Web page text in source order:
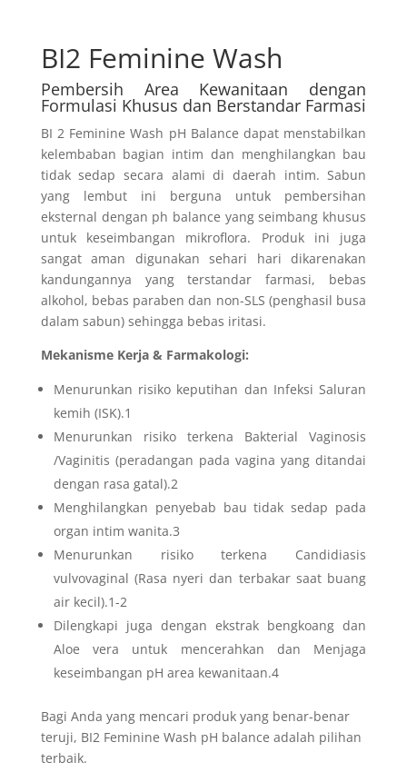
BI2 Feminine Wash
Pembersih Area Kewanitaan dengan
Formulasi Khusus dan Berstandar Farmasi
BI 2 Feminine Wash pH Balance dapat menstabilkan
kelembaban bagian intim dan menghilangkan bau
tidak sedap secara alami di daerah intim. Sabun
yang lembut ini berguna untuk pembersihan
eksternal dengan ph balance yang seimbang khusus
untuk keseimbangan mikroflora. Produk ini juga
sangat aman digunakan sehari hari dikarenakan
kandungannya yang terstandar farmasi, bebas
alkohol, bebas paraben dan non-SLS (penghasil busa
dalam sabun) sehingga bebas iritasi.
Mekanisme Kerja & Farmakologi:
Menurunkan risiko keputihan dan Infeksi Saluran
kemih (ISK).1
Menurunkan risiko terkena Bakterial Vaginosis
/Vaginitis (peradangan pada vagina yang ditandai
dengan rasa gatal).2
Menghilangkan penyebab bau tidak sedap pada
organ intim wanita.3
Menurunkan risiko terkena Candidiasis
vulvovaginal (Rasa nyeri dan terbakar saat buang
air kecil).1-2
Dilengkapi juga dengan ekstrak bengkoang dan
Aloe vera untuk mencerahkan dan Menjaga
keseimbangan pH area kewanitaan.4
Bagi Anda yang mencari produk yang benar-benar
teruji, BI2 Feminine Wash pH balance adalah pilihan
terbaik.